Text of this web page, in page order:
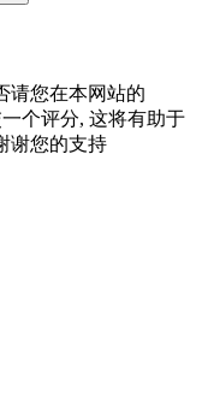
请您在本网站的
一个评分, 这将有助于
谢您的支持